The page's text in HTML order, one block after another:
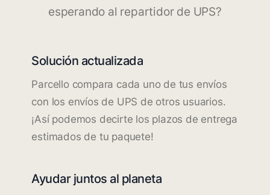
esperando al repartidor de UPS?
Solución actualizada
Parcello compara cada uno de tus envíos
con los envíos de UPS de otros usuarios.
¡Así podemos decirte los plazos de entrega
estimados de tu paquete!
Ayudar juntos al planeta